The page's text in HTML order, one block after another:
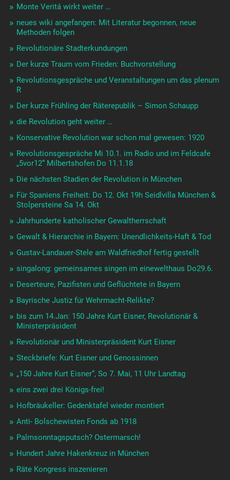
Monte Veritá wirkt weiter …
neues wiki angefangen: Mit Literatur begonnen, neue
Methoden folgen
Revolutionäre Stadterkundungen
Der kurze Traum vom Frieden: Buchvorstellung
Revolutionsgespräche und Veranstaltungen um das plenum
R
Der kurze Frühling der Räterepublik – Simon Schaupp
die Revolution geht weiter …
Konservative Revolution war schon mal gewesen: 1920
Revolutionsgespräche Mi 10.1. im Radio und im Feldcafe
„5vor12“ Milbertshofen Do 11.1.18
Die nächsten Stadien der Revolution in München
Für Spaniens Freiheit: Do 12. Okt 19h Seidlvilla München &
Stolpersteine Sa 14. Okt
Jahrhunderte katholischer Gewaltherrschaft
Gewalt & Hierarchie in Bayern: Unendlichkeits-Haft & Tod
Gustav-Landauer-Stele am Waldfriedhof fertig gestellt
singalong: gemeinsames singen im einewelthaus Do29.6.
Deserteure, Pazifisten und Geflüchtete in Bayern
Bayrische Justiz für Wehrmacht-Relikte?
bis zum 14.Jan: 150 Jahre Kurt Eisner, Revolutionär &
Ministerpräsident
Revolutionär und Ministerpräsident Kurt Eisner
Steckbriefe: Kurt Eisner und Genossinnen
„150 Jahre Kurt Eisner“, So 7. Mai, 11 Uhr Landtag
eins zwei drei Königs-frei!
Hofbräukeller: Gedenktafel wieder montiert
Anti- Bolschewisten Fonds ab 1918
Palmsonntagsputsch? Ostermarsch!
Hundert Jahre Hakenkreuz in München
Räte Kongress inszenieren